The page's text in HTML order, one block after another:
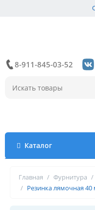
8-911-845-03-52
Каталог
Главная / Фурнитура /
/ Резинка лямочная